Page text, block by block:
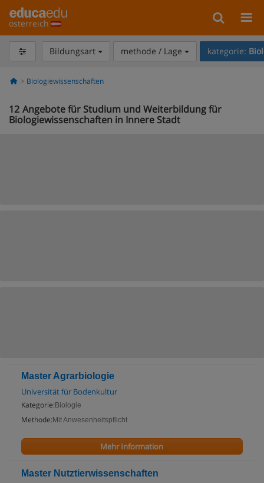
österreich
Bildungsart methode / Lage kategorie:
Biologiewissenschaften
12 Angebote für Studium und Weiterbildung für
Biologiewissenschaften in Innere Stadt
Master Agrarbiologie
Universität für Bodenkultur
Kategorie: Biologie
Methode: Mit Anwesenheitspflicht
Mehr Information
Master Nutztierwissenschaften